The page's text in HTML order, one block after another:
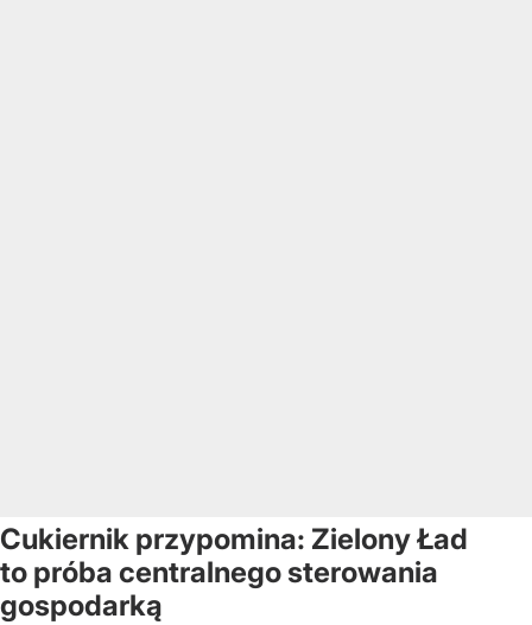
Cukiernik przypomina: Zielony Ład
to próba centralnego sterowania
gospodarką